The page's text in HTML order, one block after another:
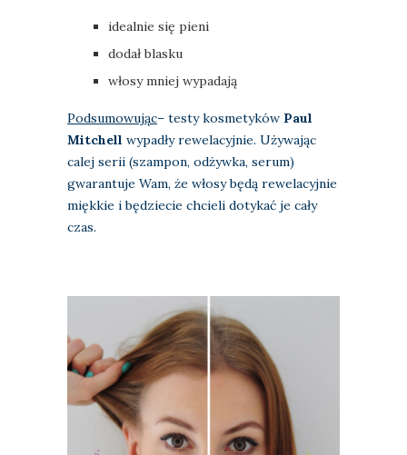
idealnie się pieni
dodał blasku
włosy mniej wypadają
Podsumowując– testy kosmetyków Paul
Mitchell wypadły rewelacyjnie. Używając
calej serii (szampon, odżywka, serum)
gwarantuje Wam, że włosy będą rewelacyjnie
miękkie i będziecie chcieli dotykać je cały
czas.